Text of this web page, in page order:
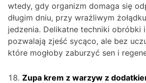
wtedy, gdy organizm domaga się
długim dniu, przy wrażliwym
jedzenia. Delikatne techniki obróbki
pozwalają zjeść sycąco, ale bez
które mogłoby zaburzyć sen i
Zupa krem z warzyw z